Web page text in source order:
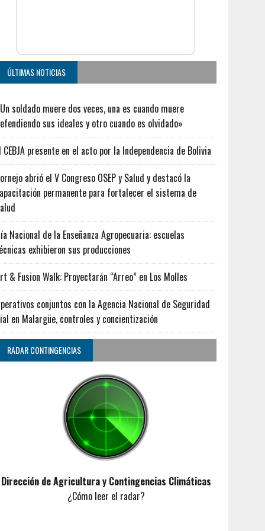
ÚLTIMAS NOTICIAS
soldado muere dos veces, una es cuando muere
sus ideales y otro cuando es olvidado»
CEBJA presente en el acto por la Independencia de Bolivia
abrió el V Congreso OSEP y Salud y destacó la
permanente para fortalecer el sistema de
Nacional de la Enseñanza Agropecuaria: escuelas
exhibieron sus producciones
& Fusion Walk: Proyectarán “Arreo” en Los Molles
conjuntos con la Agencia Nacional de Seguridad
en Malargüe, controles y concientización
RADAR CONTINGENCIAS
Dirección de Agricultura y Contingencias Climáticas
¿Cómo leer el radar?